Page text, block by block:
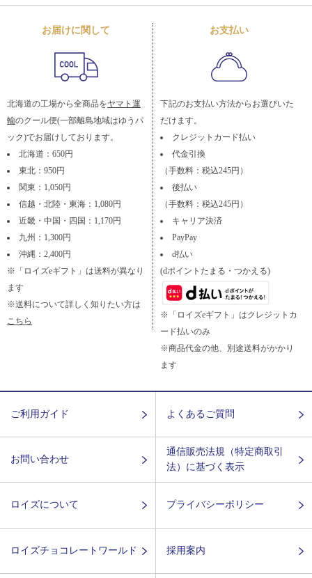
お届けに関して
北海道の工場から全商品をヤマト運
輸のクール便(一部離島地域はゆうパ
ック)でお届けしております。
北海道：650円
東北：950円
関東：1,050円
信越・北陸・東海：1,080円
近畿・中国・四国：1,170円
九州：1,300円
沖縄：2,400円
※「ロイズeギフト」は送料が異なり
ます
※送料について詳しく知りたい方は
こちら
お支払い
下記のお支払い方法からお選びいた
だけます。
クレジットカード払い
代金引換
（手数料：税込245円）
後払い
（手数料：税込245円）
キャリア決済
PayPay
d払い
(dポイントたまる・つかえる)
※「ロイズeギフト」はクレジットカ
ード払いのみ
※商品代金の他、別途送料がかかり
ます
ご利用ガイド よくあるご質問
お問い合わせ
通信販売法規（特定商取引
法）に基づく表示
ロイズについて プライバシーポリシー
ロイズチョコレートワールド 採用案内